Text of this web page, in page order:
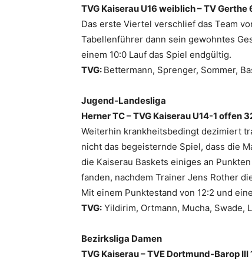
TVG Kaiserau U16 weiblich – TV Gerthe
Das erste Viertel verschlief das Team
Tabellenführer dann sein gewohntes
einem 10:0 Lauf das Spiel endgültig.
TVG: Bettermann, Sprenger, Sommer,
Jugend-Landesliga
Herner TC – TVG Kaiserau U14-1 offen
Weiterhin krankheitsbedingt dezimiert
nicht das begeisternde Spiel, dass die
die Kaiserau Baskets einiges an
fanden, nachdem Trainer Jens Rother
Mit einem Punktestand von 12:2 und
TVG: Yildirim, Ortmann, Mucha, Swade,
Bezirksliga Damen
TVG Kaiserau – TVE Dortmund-Barop